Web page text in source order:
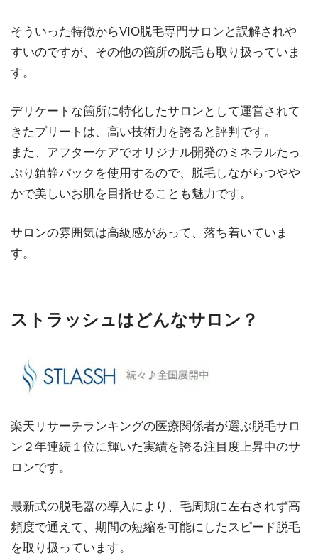
そういった特徴からVIO脱毛専門サロンと誤解されや
すいのですが、その他の箇所の脱毛も取り扱っていま
す。
デリケートな箇所に特化したサロンとして運営されて
きたプリートは、高い技術力を誇ると評判です。
また、アフターケアでオリジナル開発のミネラルたっ
ぷり鎮静パックを使用するので、脱毛しながらつやや
かで美しいお肌を目指せることも魅力です。
サロンの雰囲気は高級感があって、落ち着いていま
す。
ストラッシュはどんなサロン？
楽天リサーチランキングの医療関係者が選ぶ脱毛サロ
ン２年連続１位に輝いた実績を誇る注目度上昇中のサ
ロンです。
最新式の脱毛器の導入により、毛周期に左右されず高
頻度で通えて、期間の短縮を可能にしたスピード脱毛
を取り扱っています。